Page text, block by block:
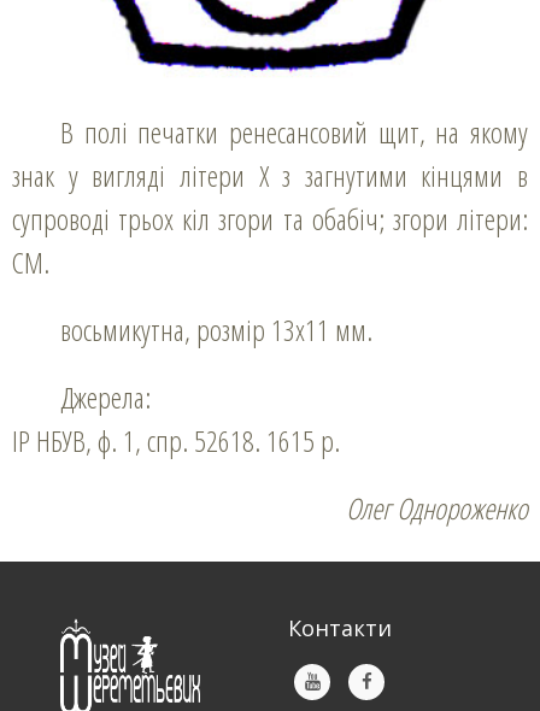
В полі печатки ренесансовий щит, на якому
знак у вигляді літери Х з загнутими кінцями в
супроводі трьох кіл згори та обабіч; згори літери:
СМ.
восьмикутна, розмір 13х11 мм.
Джерела:
ІР НБУВ, ф. 1, спр. 52618. 1615 р.
Олег Однороженко
Контакти